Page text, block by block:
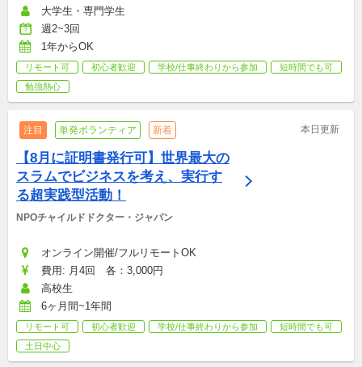
大学生・専門学生
週2~3回
1年からOK
リモート可 初心者歓迎 学校/仕事終わりから参加
短時間でも可
勉強熱心
注目 単発ボランティア 新着 本日更新
【8月に証明書発行可】世界最大の
スラムでビジネスを考え、実行す
る超実践型活動！
NPOチャイルドドクター・ジャパン
オンライン開催/フルリモートOK
費用: 月4回　各：3,000円
高校生
6ヶ月間~1年間
リモート可 初心者歓迎 学校/仕事終わりから参加
短時間でも可
土日中心